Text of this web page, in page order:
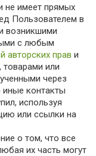
не имеет прямых
Пользователем в
возникшими
с любым
авторских прав и
товарами или
через
контакты
используя
или ссылки на
о том, что все
их часть могут